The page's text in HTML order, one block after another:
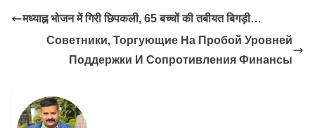
मध्याह्न भोजन में गिरी छिपकली, 65 बच्चों की तबीयत बिगड़ी…
Советники, Торгующие На Пробой Уровней
Поддержки И Сопротивления Финансы